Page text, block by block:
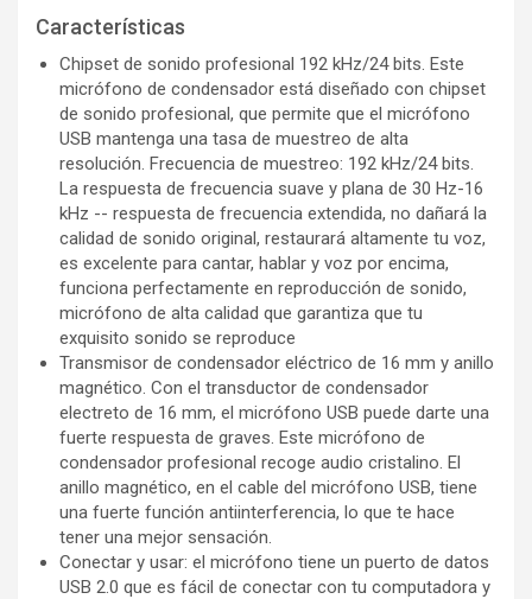
Características
Chipset de sonido profesional 192 kHz/24 bits. Este
micrófono de condensador está diseñado con chipset
de sonido profesional, que permite que el micrófono
USB mantenga una tasa de muestreo de alta
resolución. Frecuencia de muestreo: 192 kHz/24 bits.
La respuesta de frecuencia suave y plana de 30 Hz-16
kHz -- respuesta de frecuencia extendida, no dañará la
calidad de sonido original, restaurará altamente tu voz,
es excelente para cantar, hablar y voz por encima,
funciona perfectamente en reproducción de sonido,
micrófono de alta calidad que garantiza que tu
exquisito sonido se reproduce
Transmisor de condensador eléctrico de 16 mm y anillo
magnético. Con el transductor de condensador
electreto de 16 mm, el micrófono USB puede darte una
fuerte respuesta de graves. Este micrófono de
condensador profesional recoge audio cristalino. El
anillo magnético, en el cable del micrófono USB, tiene
una fuerte función antiinterferencia, lo que te hace
tener una mejor sensación.
Conectar y usar: el micrófono tiene un puerto de datos
USB 2.0 que es fácil de conectar con tu computadora y